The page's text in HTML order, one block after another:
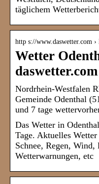
täglichem
http s://www.daswetter.com
Wetter
Nordrhein-Westfalen
Gemeinde Odenthal
und 7 tage
Das Wetter in
Tage. Aktuelles
Schnee, Regen,
Wetterwarnungen, etc